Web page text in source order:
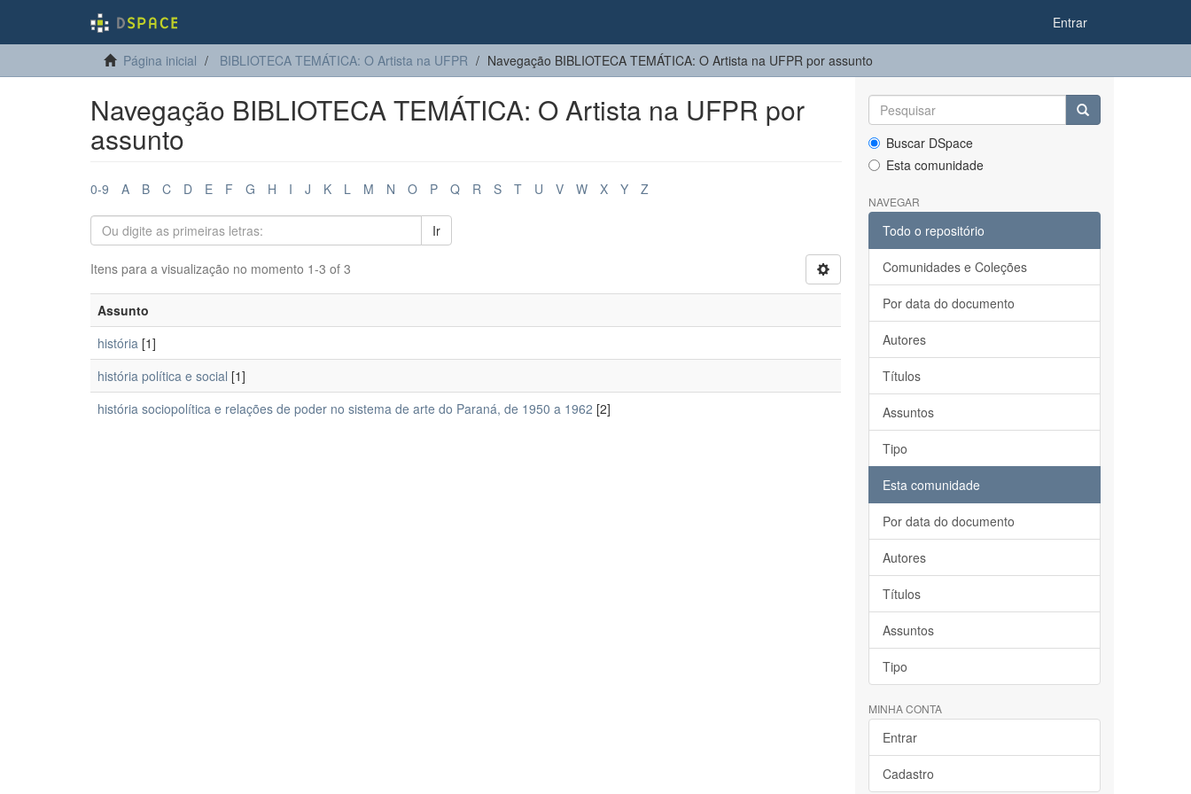
Entrar
Página inicial BIBLIOTECA TEMÁTICA: O Artista na UFPR Navegação BIBLIOTECA TEMÁTICA: O Artista na UFPR por assunto
Navegação BIBLIOTECA TEMÁTICA: O Artista na UFPR por
assunto
0-9 A B C D E F G H I J K L M N O P Q R S T U V W X Y Z
Ir
Itens para a visualização no momento 1-3 of 3
Assunto
história [1]
história política e social [1]
história sociopolítica e relações de poder no sistema de arte do Paraná, de 1950 a 1962 [2]
Buscar DSpace
Esta comunidade
NAVEGAR
Todo o repositório
Comunidades e Coleções
Por data do documento
Autores
Títulos
Assuntos
Tipo
Esta comunidade
Por data do documento
Autores
Títulos
Assuntos
Tipo
MINHA CONTA
Entrar
Cadastro